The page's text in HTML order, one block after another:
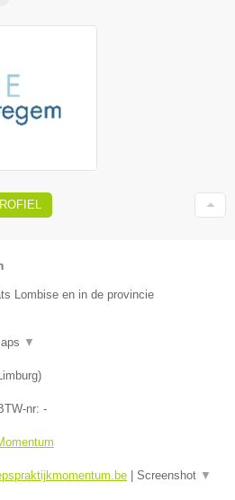
Lombise en in de provincie
▼
)
nr: -
| Screenshot ▼